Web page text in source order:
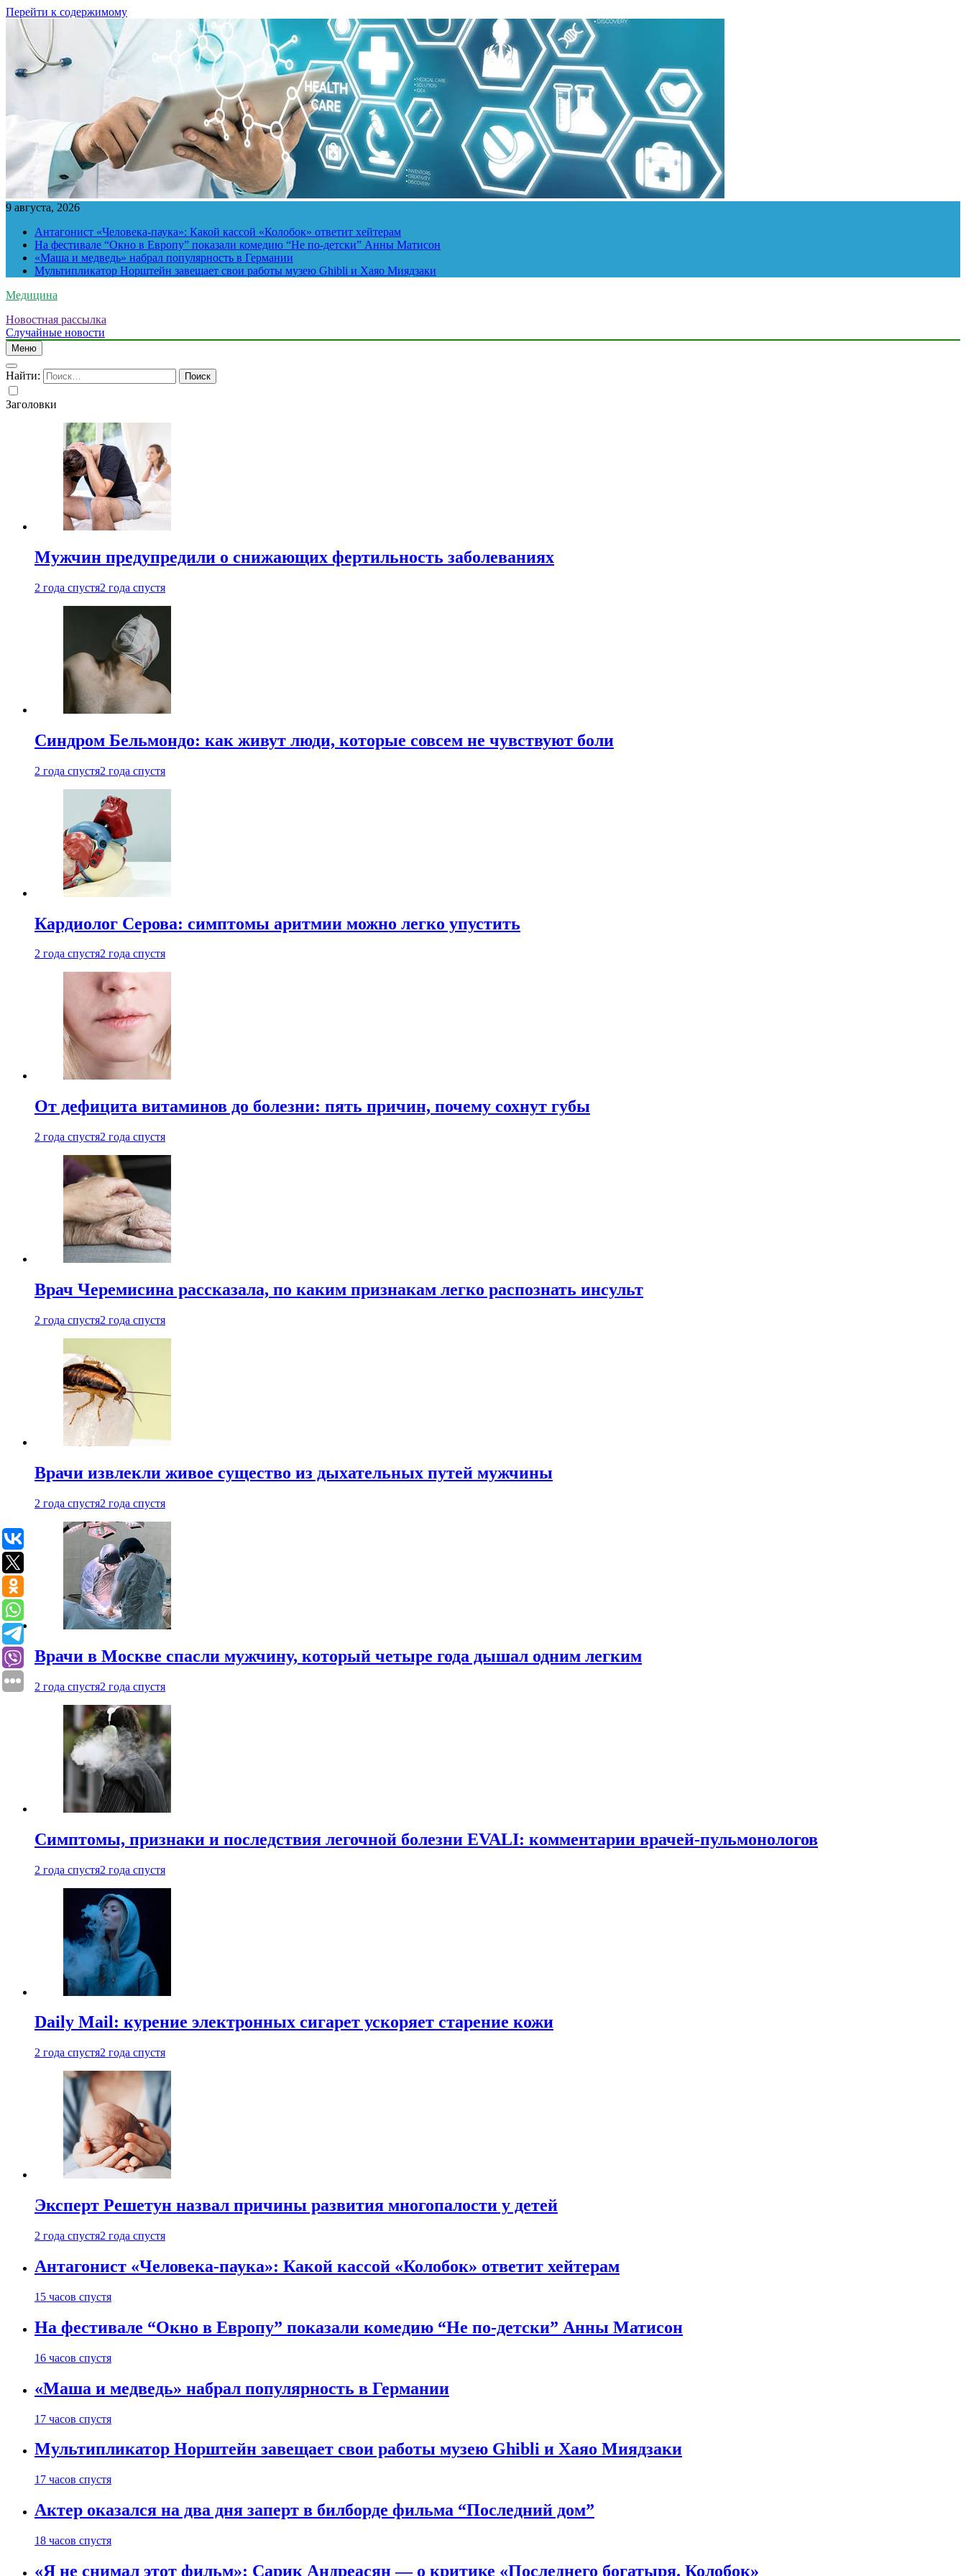
Перейти к содержимому
9 августа, 2026
Антагонист «Человека-паука»: Какой кассой «Колобок» ответит хейтерам
На фестивале “Окно в Европу” показали комедию “Не по-детски” Анны Матисон
«Маша и медведь» набрал популярность в Германии
Мультипликатор Норштейн завещает свои работы музею Ghibli и Хаяо Миядзаки
Медицина
Новостная рассылка
Случайные новости
Меню
Найти:
Заголовки
Мужчин предупредили о снижающих фертильность заболеваниях
2 года спустя2 года спустя
Синдром Бельмондо: как живут люди, которые совсем не чувствуют боли
2 года спустя2 года спустя
Кардиолог Серова: симптомы аритмии можно легко упустить
2 года спустя2 года спустя
От дефицита витаминов до болезни: пять причин, почему сохнут губы
2 года спустя2 года спустя
Врач Черемисина рассказала, по каким признакам легко распознать инсульт
2 года спустя2 года спустя
Врачи извлекли живое существо из дыхательных путей мужчины
2 года спустя2 года спустя
Врачи в Москве спасли мужчину, который четыре года дышал одним легким
2 года спустя2 года спустя
Симптомы, признаки и последствия легочной болезни EVALI: комментарии врачей-пульмонологов
2 года спустя2 года спустя
Daily Mail: курение электронных сигарет ускоряет старение кожи
2 года спустя2 года спустя
Эксперт Решетун назвал причины развития многопалости у детей
2 года спустя2 года спустя
Антагонист «Человека-паука»: Какой кассой «Колобок» ответит хейтерам
15 часов спустя
На фестивале “Окно в Европу” показали комедию “Не по-детски” Анны Матисон
16 часов спустя
«Маша и медведь» набрал популярность в Германии
17 часов спустя
Мультипликатор Норштейн завещает свои работы музею Ghibli и Хаяо Миядзаки
17 часов спустя
Актер оказался на два дня заперт в билборде фильма “Последний дом”
18 часов спустя
«Я не снимал этот фильм»: Сарик Андреасян — о критике «Последнего богатыря. Колобок»